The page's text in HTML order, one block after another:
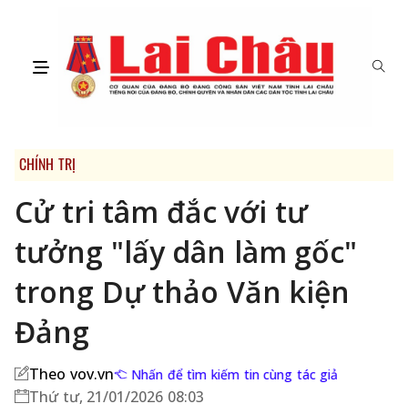
CHÍNH TRỊ
Cử tri tâm đắc với tư
tưởng "lấy dân làm gốc"
trong Dự thảo Văn kiện
Đảng
Theo vov.vn Nhấn để tìm kiếm tin cùng tác giả
Thứ tư, 21/01/2026 08:03